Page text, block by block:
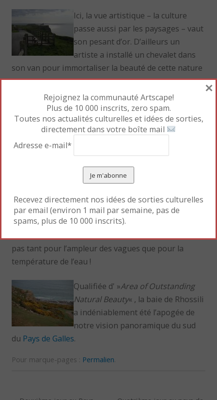
Ici, la vue artistique – la culture
passe aussi par les paysages – vaut
son pesant d’or. D’ailleurs un
artiste a installé un chevalet dans
son van pour immortaliser la beauté de cette nature
sauvage.
Et des créations humaines : les
nombreux villages en granit que
nous avons traversés pour
cette péninsule escarpée sont tout aussi dignes
Au bord des falaises, la plage de
Rhossili garde l’empreinte du
naufrage de l’Helvetia
pas tant pour l’ampleur des vagues que pour la
température de l’eau !
Qualifiée d' »Area of Outstanding
Natural Beauty« , la baie de Rhossili
a indéniablement été l’apogée de
notre vision panoramique du sud
du Pays de Galles.
Pour marque-pages : Permalien
Rejoignez la communauté Artscape!
Plus de 10 000 inscrits, zero spam.
Toutes nos actualités culturelles et idées de sorties,
directement dans votre boîte mail
Adresse e-mail*
Recevez directement nos idées de sorties culturelles
par email (environ 1 mail par semaine, pas de
spams, plus de 10 000 inscrits).
×